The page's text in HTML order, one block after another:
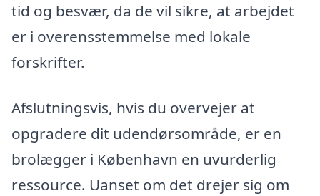
tid og besvær, da de vil sikre, at arbejdet
er i overensstemmelse med lokale
forskrifter.
Afslutningsvis, hvis du overvejer at
opgradere dit udendørsområde, er en
brolægger i København en uvurderlig
ressource. Uanset om det drejer sig om